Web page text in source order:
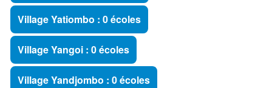
Village Yatiombo : 0 écoles
Village Yangoi : 0 écoles
Village Yandjombo : 0 écoles